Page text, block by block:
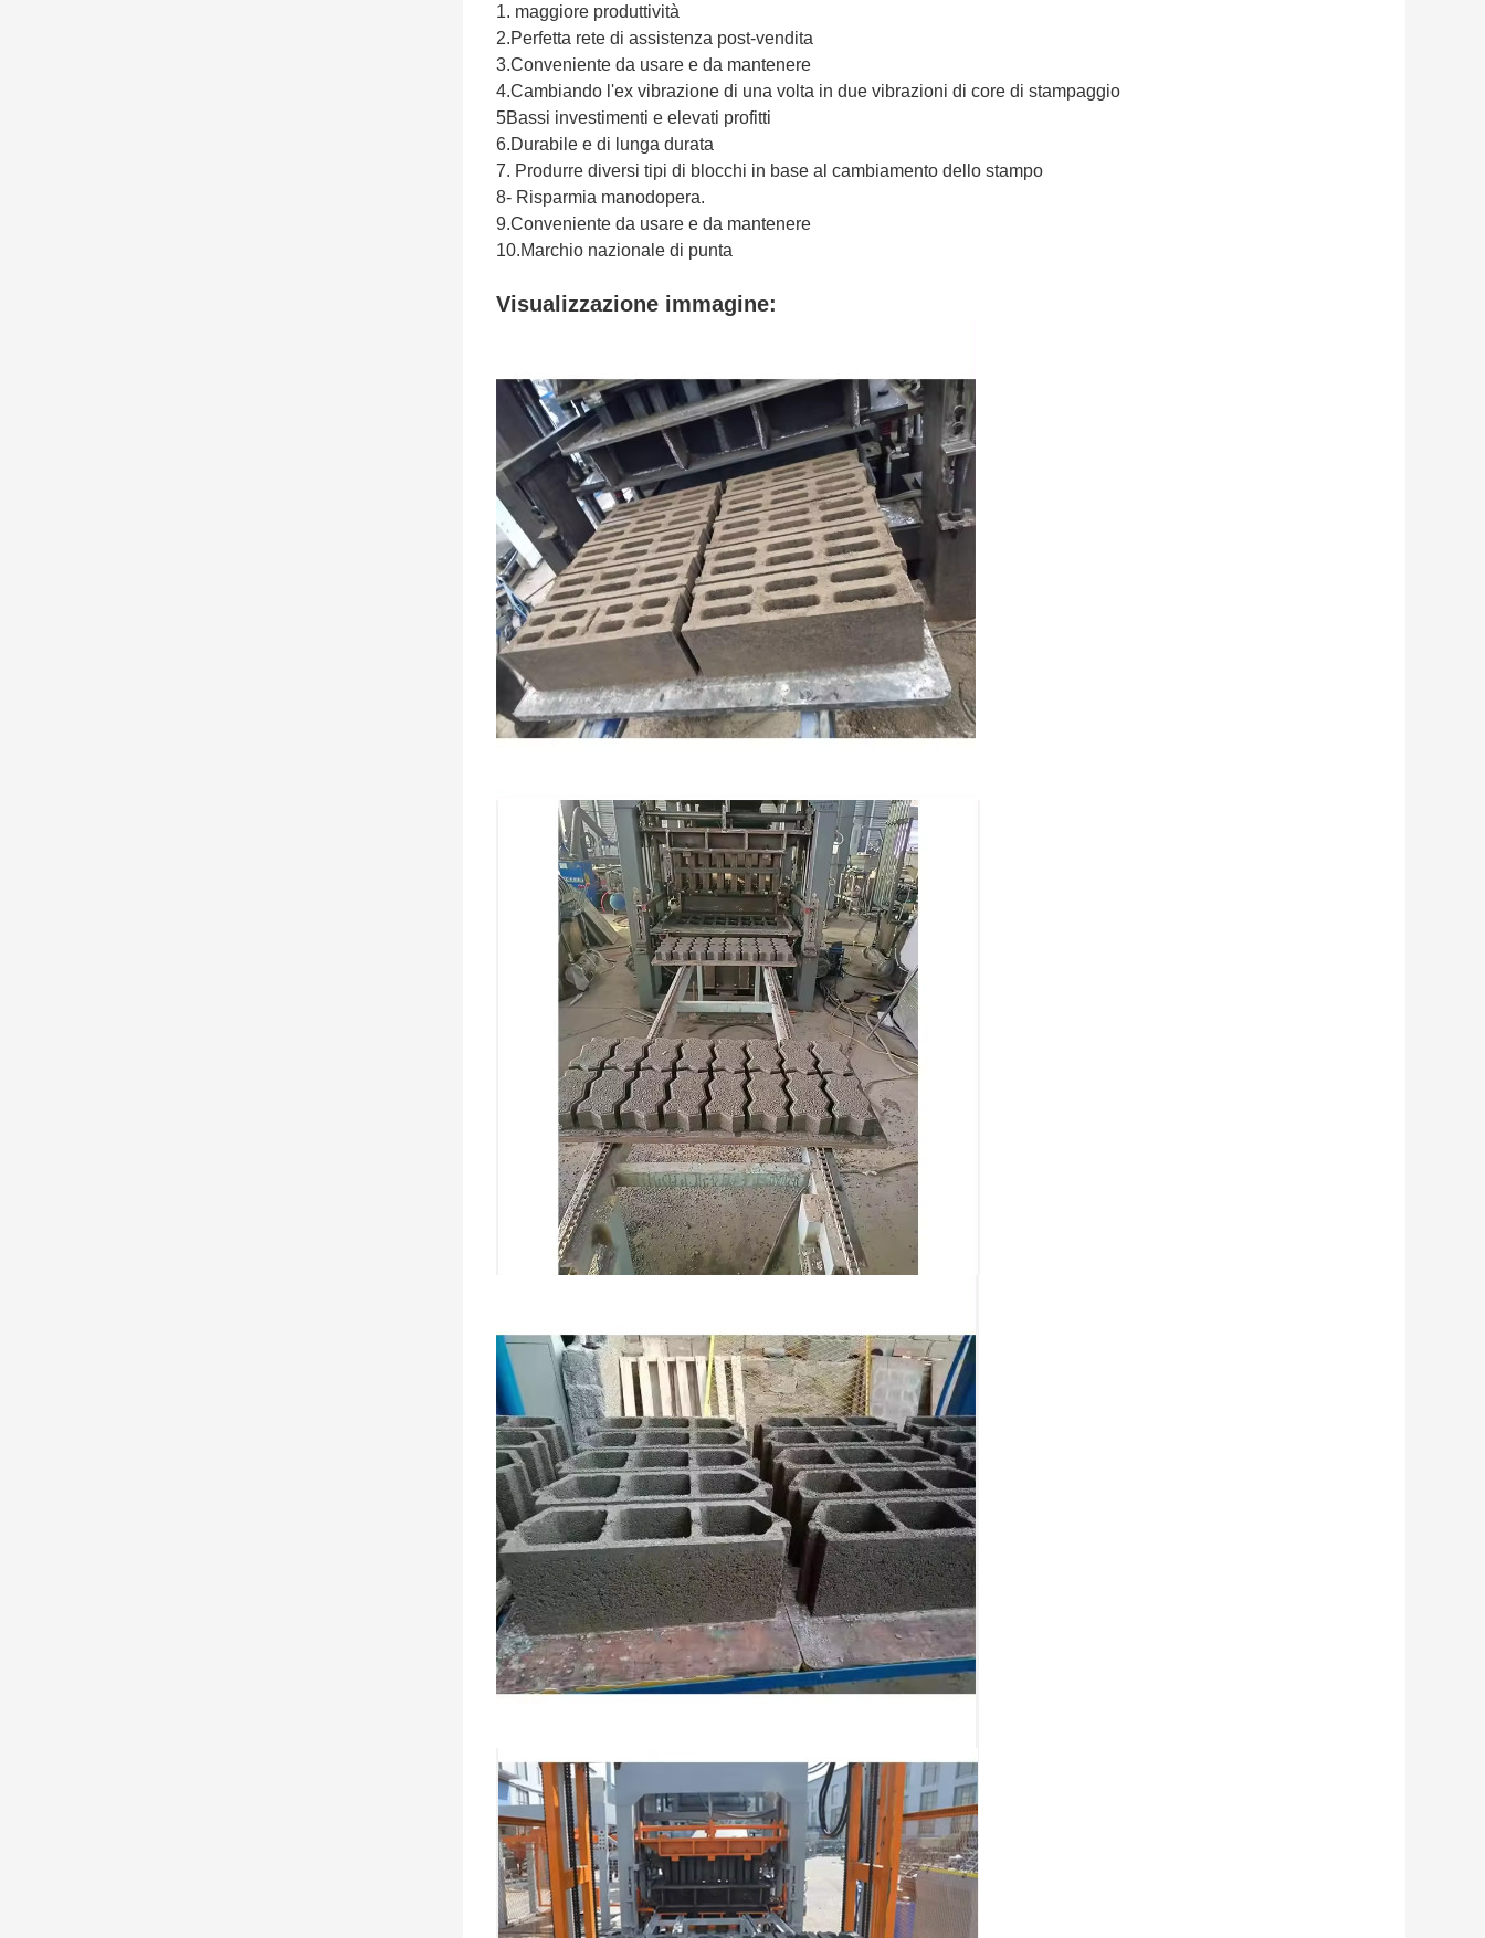
1. maggiore produttività
2.Perfetta rete di assistenza post-vendita
3.Conveniente da usare e da mantenere
4.Cambiando l'ex vibrazione di una volta in due vibrazioni di core di stampaggio
5Bassi investimenti e elevati profitti
6.Durabile e di lunga durata
7. Produrre diversi tipi di blocchi in base al cambiamento dello stampo
8- Risparmia manodopera.
9.Conveniente da usare e da mantenere
10.Marchio nazionale di punta
Visualizzazione immagine: